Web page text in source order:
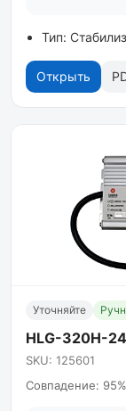
Тип:
Открыть
Уточняйте
HLG-320H-24
SKU: 125601
Совпадение: 95%